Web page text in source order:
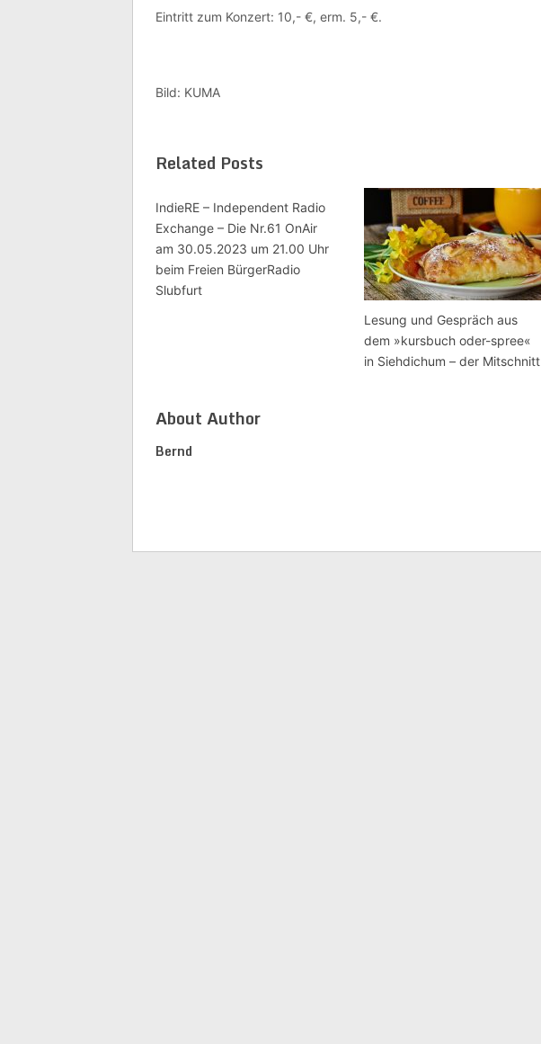
Eintritt zum Konzert: 10,- €, erm. 5,- €.
Bild: KUMA
Related Posts
IndieRE – Independent Radio
Exchange – Die Nr.61 OnAir
am 30.05.2023 um 21.00 Uhr
beim Freien BürgerRadio
Slubfurt
Lesung und Gespräch aus
dem »kursbuch oder-spree«
in Siehdichum – der Mitschnitt
About Author
Bernd